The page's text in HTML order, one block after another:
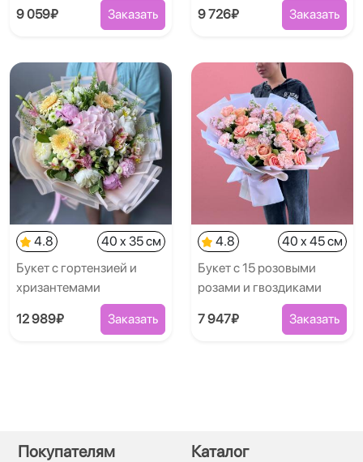
9 059₽ Заказать 9 726₽ Заказать
4.8
40 x 35 см
Букет с гортензией и
хризантемами
12 989₽ Заказать
4.8
40 x 45 см
Букет с 15 розовыми
розами и гвоздиками
7 947₽ Заказать
Покупателям Каталог